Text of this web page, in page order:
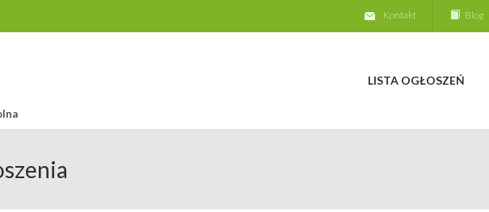
Kontakt Blog
LISTA OGŁOSZEŃ